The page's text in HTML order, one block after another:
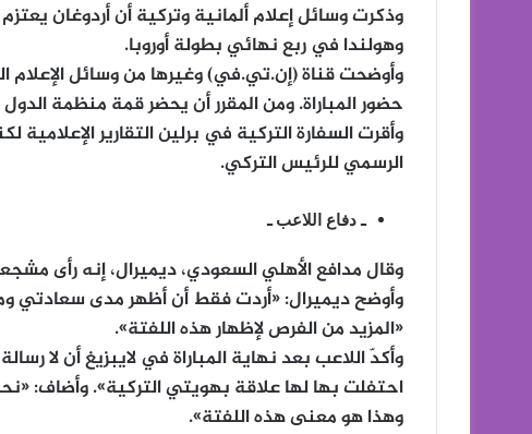
وذكرت وسائل إعلام ألمانية وتركية أن أردوغان
وهولندا في ربع نهائي بطولة أوروبا.
وأوضحت قناة (إن.تي.في) وغيرها من وسائل الإعلام
حضور المباراة. ومن المقرر أن يحضر قمة منظمة
وأقرت السفارة التركية في برلين التقارير
الرسمي للرئيس التركي.
ـ دفاع اللاعب ـ
وقال مدافع الأهلي السعودي، ديميرال، إنه رأى
وأوضح ديميرال: «أردت فقط أن أظهر مدى سعادتي
«المزيد من الفرص لإظهار هذه اللفتة».
وأكدّ اللاعب بعد نهاية المباراة في لايبزيغ أن لا
احتفلت بها لها علاقة بهويتي التركية». وأضاف:
وهذا هو معنى هذه اللفتة».